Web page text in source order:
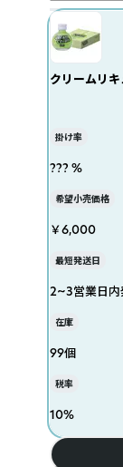
クリームリキ
掛け率
??? %
希望小売価格
￥6,000
最短発送日
2~3営業日内
在庫
99個
税率
10%